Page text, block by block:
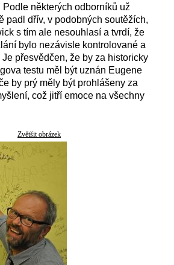
Podle některých odborníků už
padl dřív, v podobných soutěžích,
s tím ale nesouhlasí a tvrdí, že
bylo nezávisle kontrolované a
přesvědčen, že by za historicky
testu měl být uznán Eugene
by prý měly být prohlášeny za
což jitří emoce na všechny
Zvětšit obrázek